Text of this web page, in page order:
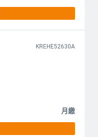
KREHE52630A
月繳